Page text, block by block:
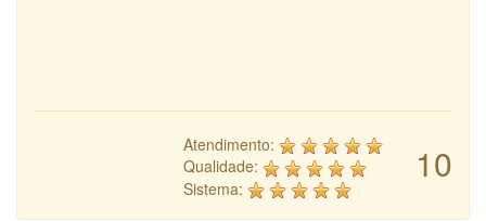
10
Atendimento:
Qualidade:
Sistema: